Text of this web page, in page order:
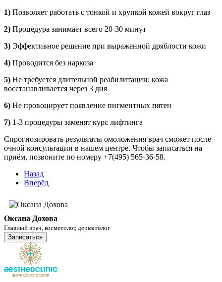
1) Позволяет работать с тонкой и хрупкой кожей вокруг глаз
2) Процедура занимает всего 20-30 минут
3) Эффективное решение при выраженной дряблости кожи
4) Проводится без наркоза
5) Не требуется длительной реабилитации: кожа
восстанавливается через 3 дня
6) Не провоцирует появление пигментных пятен
7) 1-3 процедуры заменят курс лифтинга
Спрогнозировать результаты омоложения врач сможет после
очной консультации в нашем центре. Чтобы записаться на
приём, позвоните по номеру +7(495) 565-36-58.
Назад
Вперёд
Оксана Дохова
Главный врач, косметолог, дерматолог
Записаться